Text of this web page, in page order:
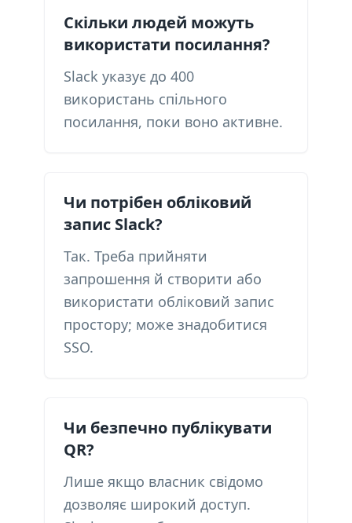
Скільки людей можуть
використати посилання?
Slack указує до 400
використань спільного
посилання, поки воно активне.
Чи потрібен обліковий
запис Slack?
Так. Треба прийняти
запрошення й створити або
використати обліковий запис
простору; може знадобитися
SSO.
Чи безпечно публікувати
QR?
Лише якщо власник свідомо
дозволяє широкий доступ.